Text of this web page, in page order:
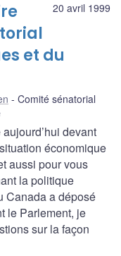
20 avril 1999
et du
Comité sénatorial
devant
économique
aussi pour vous
la politique
Canada a déposé
le Parlement, je
sur la façon